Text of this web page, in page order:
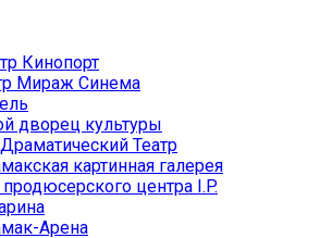
Кинопорт
Мираж Синема
дворец культуры
Театр
картинная галерея
центра I.P.
Арена